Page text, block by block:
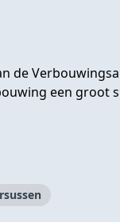
de
een groot